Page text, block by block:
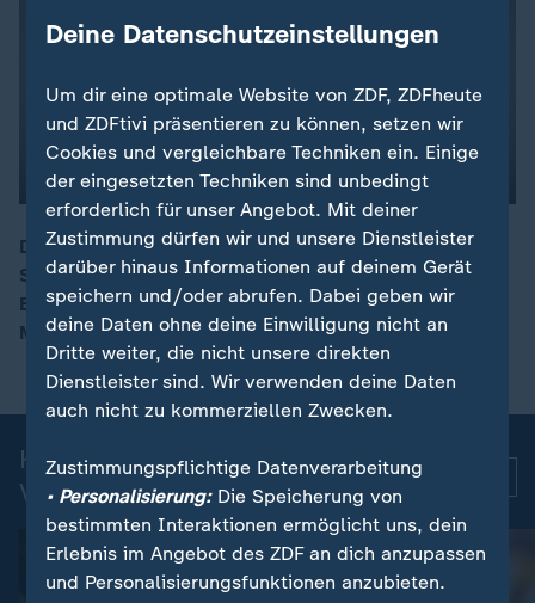
00:09
Der britisch-französische Autor und Anwalt Philippe
Sands bekommt den Friedenspreis des Deutschen
Buchhandels. Die Jury würdigt seinen Einsatz für
Menschenrechte.
Kurznachrichten: Aktuelle
Videos
Deine Datenschutzeinstellungen
Um dir eine optimale Website von ZDF, ZDFheute
und ZDFtivi präsentieren zu können, setzen wir
Cookies und vergleichbare Techniken ein. Einige
der eingesetzten Techniken sind unbedingt
erforderlich für unser Angebot. Mit deiner
Zustimmung dürfen wir und unsere Dienstleister
darüber hinaus Informationen auf deinem Gerät
speichern und/oder abrufen. Dabei geben wir
deine Daten ohne deine Einwilligung nicht an
Dritte weiter, die nicht unsere direkten
Dienstleister sind. Wir verwenden deine Daten
auch nicht zu kommerziellen Zwecken.
Zustimmungspflichtige Datenverarbeitung
• Personalisierung:Die Speicherung von
bestimmten Interaktionen ermöglicht uns, dein
Erlebnis im Angebot des ZDF an dich anzupassen
und Personalisierungsfunktionen anzubieten.